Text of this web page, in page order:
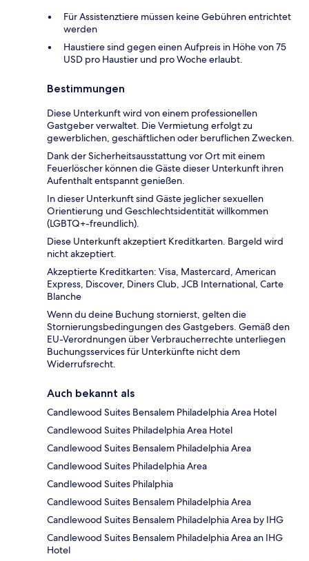
Für Assistenztiere müssen keine Gebühren entrichtet
werden
Haustiere sind gegen einen Aufpreis in Höhe von 75
USD pro Haustier und pro Woche erlaubt.
Bestimmungen
Diese Unterkunft wird von einem professionellen
Gastgeber verwaltet. Die Vermietung erfolgt zu
gewerblichen, geschäftlichen oder beruflichen Zwecken.
Dank der Sicherheitsausstattung vor Ort mit einem
Feuerlöscher können die Gäste dieser Unterkunft ihren
Aufenthalt entspannt genießen.
In dieser Unterkunft sind Gäste jeglicher sexuellen
Orientierung und Geschlechtsidentität willkommen
(LGBTQ+-freundlich).
Diese Unterkunft akzeptiert Kreditkarten. Bargeld wird
nicht akzeptiert.
Akzeptierte Kreditkarten: Visa, Mastercard, American
Express, Discover, Diners Club, JCB International, Carte
Blanche
Wenn du deine Buchung stornierst, gelten die
Stornierungsbedingungen des Gastgebers. Gemäß den
EU-Verordnungen über Verbraucherrechte unterliegen
Buchungsservices für Unterkünfte nicht dem
Widerrufsrecht.
Auch bekannt als
Candlewood Suites Bensalem Philadelphia Area Hotel
Candlewood Suites Philadelphia Area Hotel
Candlewood Suites Bensalem Philadelphia Area
Candlewood Suites Philadelphia Area
Candlewood Suites Philalphia
Candlewood Suites Bensalem Philadelphia Area
Candlewood Suites Bensalem Philadelphia Area by IHG
Candlewood Suites Bensalem Philadelphia Area an IHG
Hotel